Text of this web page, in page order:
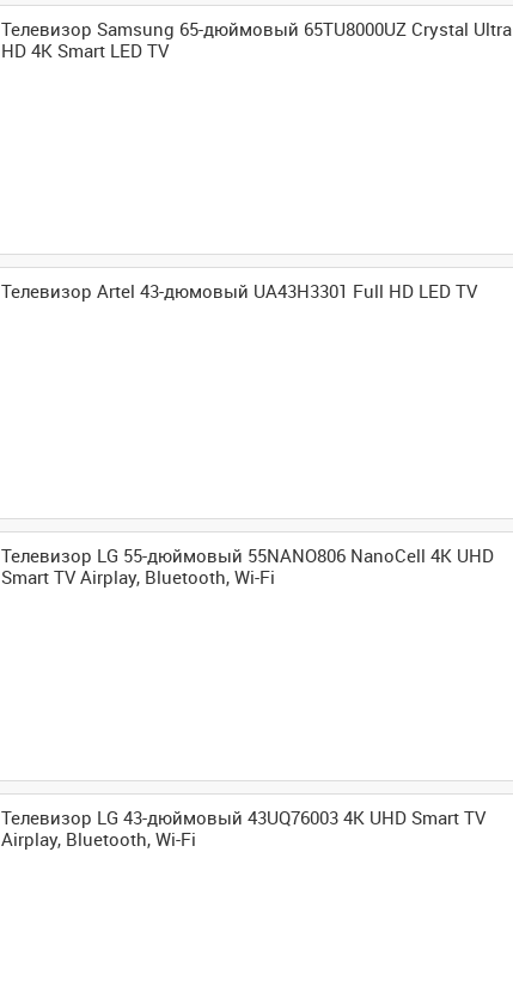
Телевизор Samsung 65-дюймовый 65TU8000UZ Crystal Ultra
HD 4K Smart LED TV
Телевизор Artel 43-дюмовый UA43H3301 Full HD LED TV
Телевизор LG 55-дюймовый 55NANO806 NanoCell 4K UHD
Smart TV Airplay, Bluetooth, Wi-Fi
Телевизор LG 43-дюймовый 43UQ76003 4K UHD Smart TV
Airplay, Bluetooth, Wi-Fi